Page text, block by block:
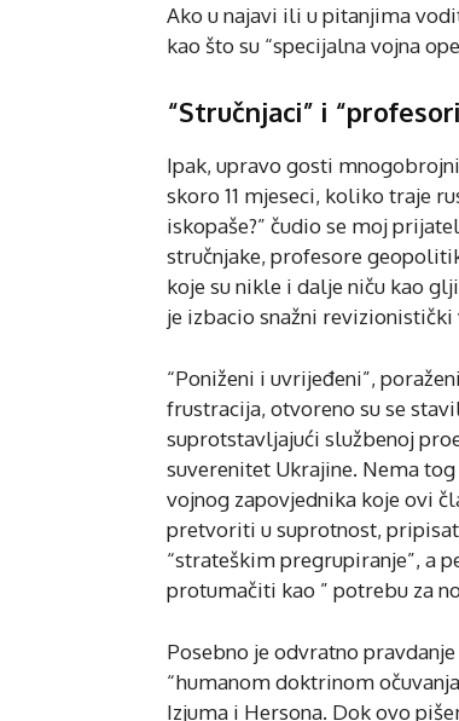
Ako u najavi ili u pitanjima
kao što su “specijalna vojna
“Stručnjaci” i
Ipak, upravo gosti
skoro 11 mjeseci, koliko traje
iskopaše?” čudio se moj
stručnjake, profesore
koje su nikle i dalje niču kao
je izbacio snažni
“Poniženi i uvrijeđeni”,
frustracija, otvoreno su se
suprotstavljajući službenoj
suverenitet Ukrajine. Nema
vojnog zapovjednika koje ovi
pretvoriti u suprotnost,
“strateškim pregrupiranje”, a
protumačiti kao ” potrebu za
Posebno je odvratno
“humanom doktrinom
Izjuma i Hersona. Dok ovo